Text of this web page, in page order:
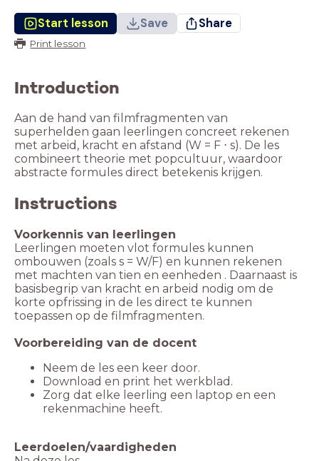
Start lesson Save Share
Print lesson
Introduction
Aan de hand van filmfragmenten van
superhelden gaan leerlingen concreet rekenen
met arbeid, kracht en afstand (W = F ⋅ s). De les
combineert theorie met popcultuur, waardoor
abstracte formules direct betekenis krijgen.
Instructions
Leerlingen moeten vlot formules kunnen
ombouwen (zoals s = W/F) en kunnen rekenen
met machten van tien en eenheden . Daarnaast is
basisbegrip van kracht en arbeid nodig om de
korte opfrissing in de les direct te kunnen
toepassen op de filmfragmenten.
Zorg dat elke leerling een laptop en een